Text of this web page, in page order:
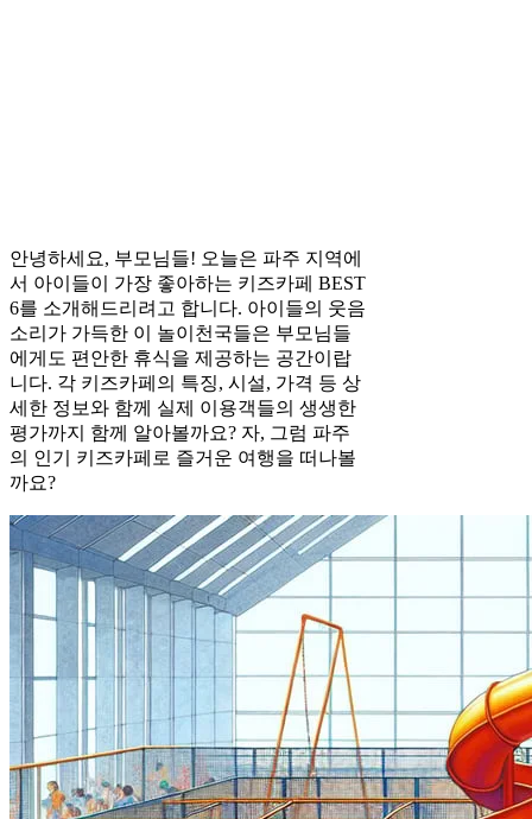
안녕하세요, 부모님들! 오늘은 파주 지역에
서 아이들이 가장 좋아하는 키즈카페 BEST
6를 소개해드리려고 합니다. 아이들의 웃음
소리가 가득한 이 놀이천국들은 부모님들
에게도 편안한 휴식을 제공하는 공간이랍
니다. 각 키즈카페의 특징, 시설, 가격 등 상
세한 정보와 함께 실제 이용객들의 생생한
평가까지 함께 알아볼까요? 자, 그럼 파주
의 인기 키즈카페로 즐거운 여행을 떠나볼
까요?